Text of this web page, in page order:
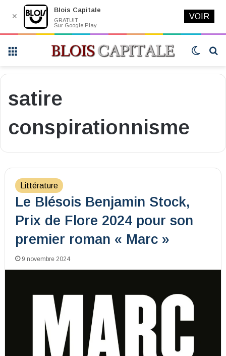
Switch
satire
conspirationnisme
Littérature
Le Blésois Benjamin Stock,
Prix de Flore 2024 pour son
premier roman « Marc »
9 novembre 2024
✕
Blois Capitale
GRATUIT
Sur Google Play
VOIR